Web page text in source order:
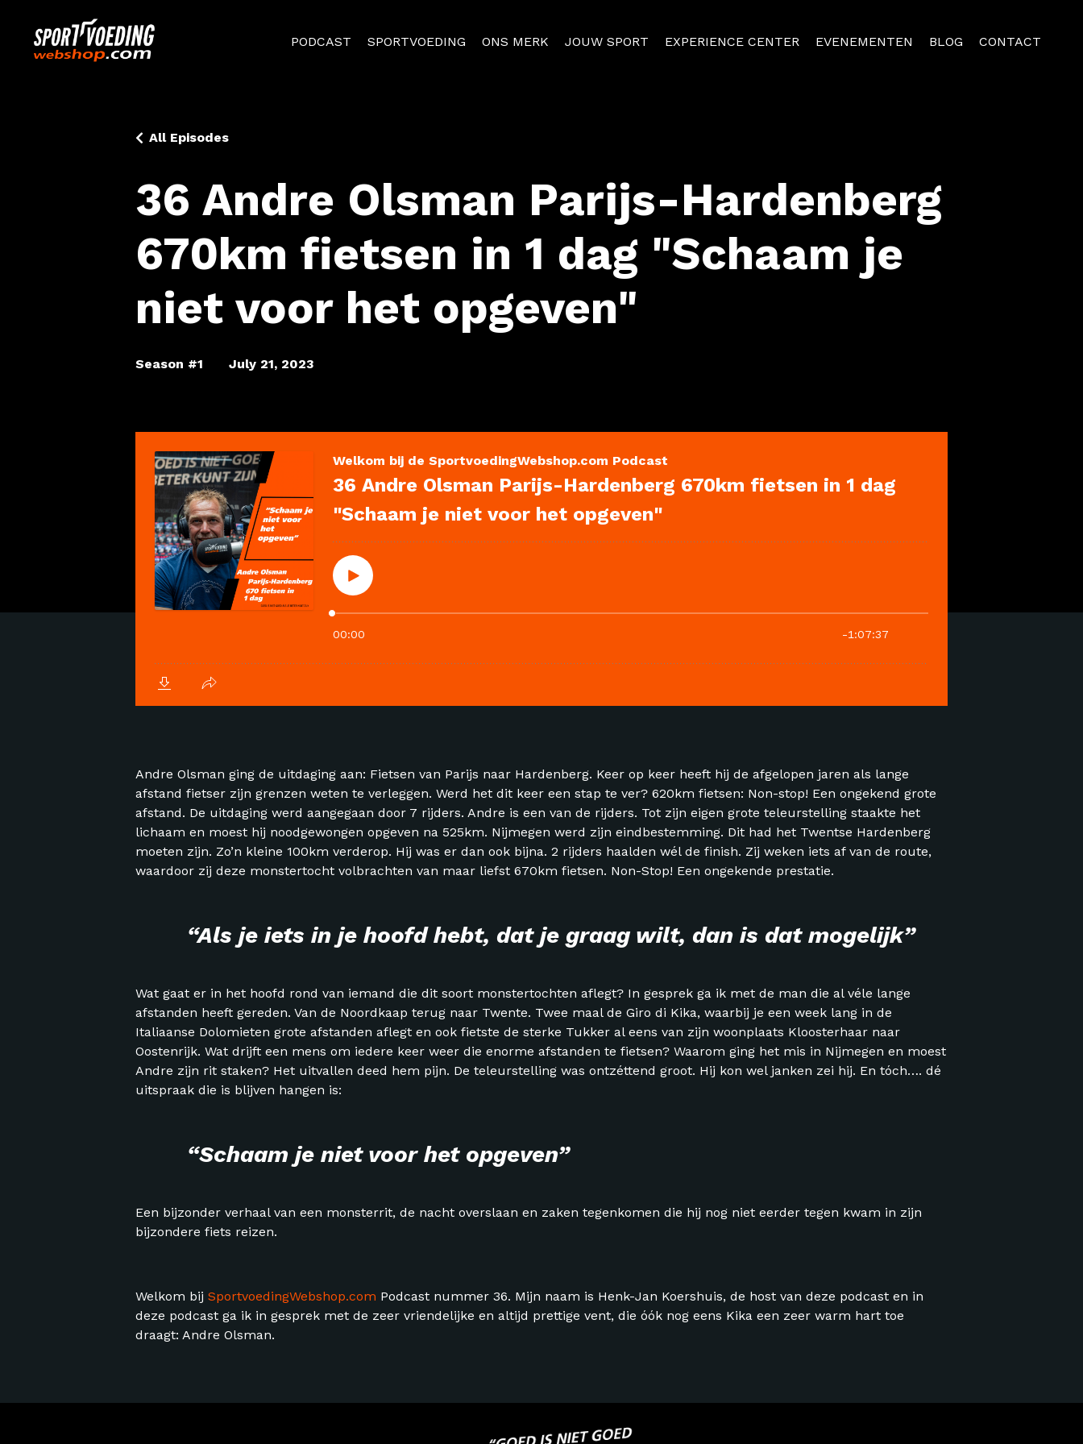
PODCAST SPORTVOEDING ONS MERK JOUW SPORT EXPERIENCE CENTER EVENEMENTEN BLOG CONTACT
36 Andre Olsman Parijs-Hardenberg
670km fietsen in 1 dag "Schaam je
niet voor het opgeven"
All Episodes
Season #1 July 21, 2023
Andre Olsman ging de uitdaging aan: Fietsen van Parijs naar Hardenberg. Keer op keer heeft hij de afgelopen jaren als lange
afstand fietser zijn grenzen weten te verleggen. Werd het dit keer een stap te ver? 620km fietsen: Non-stop! Een ongekend grote
afstand. De uitdaging werd aangegaan door 7 rijders. Andre is een van de rijders. Tot zijn eigen grote teleurstelling staakte het
lichaam en moest hij noodgewongen opgeven na 525km. Nijmegen werd zijn eindbestemming. Dit had het Twentse Hardenberg
moeten zijn. Zo’n kleine 100km verderop. Hij was er dan ook bijna. 2 rijders haalden wél de finish. Zij weken iets af van de route,
waardoor zij deze monstertocht volbrachten van maar liefst 670km fietsen. Non-Stop! Een ongekende prestatie.
“Als je iets in je hoofd hebt, dat je graag wilt, dan is dat mogelijk”
Wat gaat er in het hoofd rond van iemand die dit soort monstertochten aflegt? In gesprek ga ik met de man die al véle lange
afstanden heeft gereden. Van de Noordkaap terug naar Twente. Twee maal de Giro di Kika, waarbij je een week lang in de
Italiaanse Dolomieten grote afstanden aflegt en ook fietste de sterke Tukker al eens van zijn woonplaats Kloosterhaar naar
Oostenrijk. Wat drijft een mens om iedere keer weer die enorme afstanden te fietsen? Waarom ging het mis in Nijmegen en moest
Andre zijn rit staken? Het uitvallen deed hem pijn. De teleurstelling was ontzéttend groot. Hij kon wel janken zei hij. En tóch…. dé
uitspraak die is blijven hangen is:
“Schaam je niet voor het opgeven”
Een bijzonder verhaal van een monsterrit, de nacht overslaan en zaken tegenkomen die hij nog niet eerder tegen kwam in zijn
bijzondere fiets reizen.
Welkom bij SportvoedingWebshop.com Podcast nummer 36. Mijn naam is Henk-Jan Koershuis, de host van deze podcast en in
deze podcast ga ik in gesprek met de zeer vriendelijke en altijd prettige vent, die óók nog eens Kika een zeer warm hart toe
draagt: Andre Olsman.